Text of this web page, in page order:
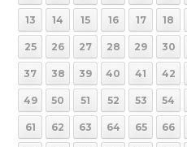
13 14 15 16 17 18
25 26 27 28 29 30
37 38 39 40 41 42
49 50 51 52 53 54
61 62 63 64 65 66